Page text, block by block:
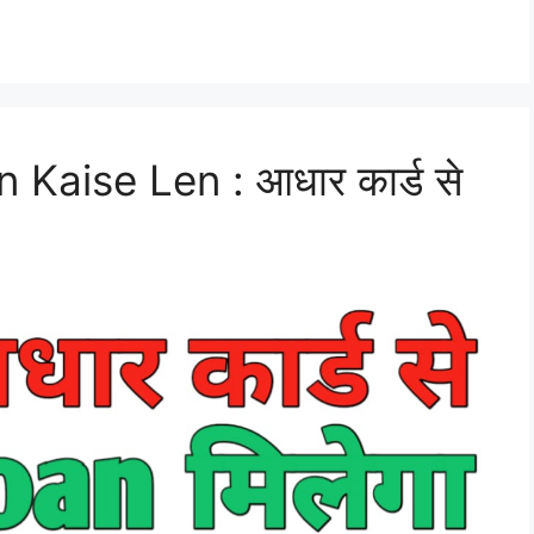
Len : आधार कार्ड से